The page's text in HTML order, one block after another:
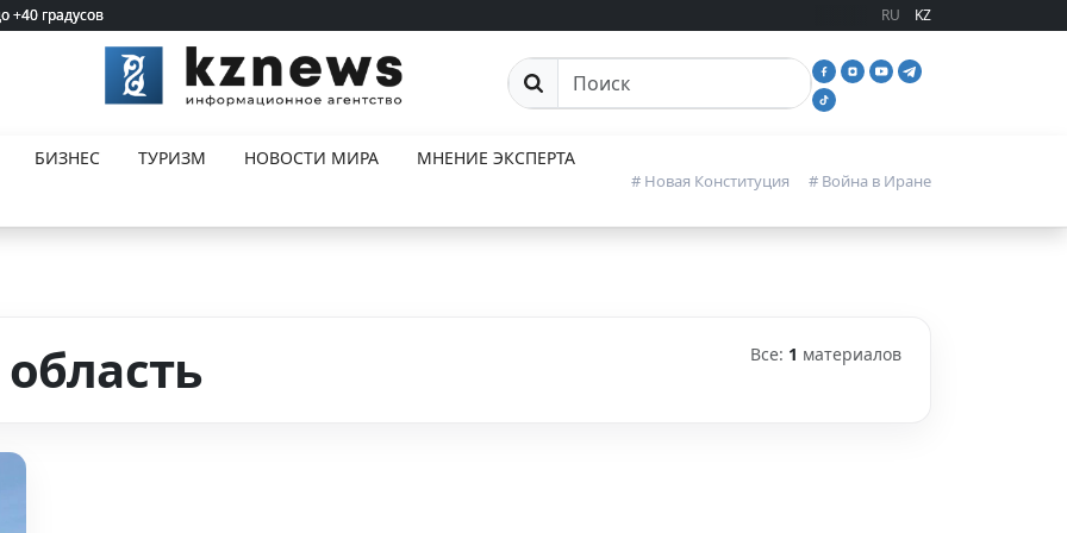
+40 градусов
+40 градусов RU KZ
Поиск
БИЗНЕС ТУРИЗМ НОВОСТИ МИРА
МНЕНИЕ ЭКСПЕРТА
# Новая Конституция # Война в Иране
Все: 1 материалов